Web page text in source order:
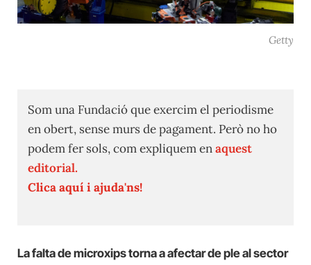
Getty
Som una Fundació que exercim el periodisme
en obert, sense murs de pagament. Però no ho
podem fer sols, com expliquem enaquest
editorial.
Clica aquí i ajuda'ns!
La falta de microxips torna a afectar de ple al sector